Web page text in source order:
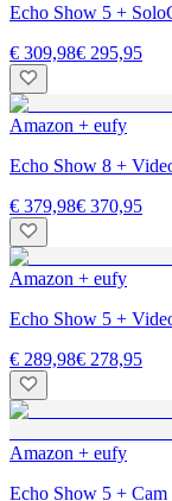
Echo Show 5 +
€ 309,98€ 295,95
Amazon + eufy
Echo Show 8 +
€ 379,98€ 370,95
Amazon + eufy
Echo Show 5 +
€ 289,98€ 278,95
Amazon + eufy
Echo Show 5 +